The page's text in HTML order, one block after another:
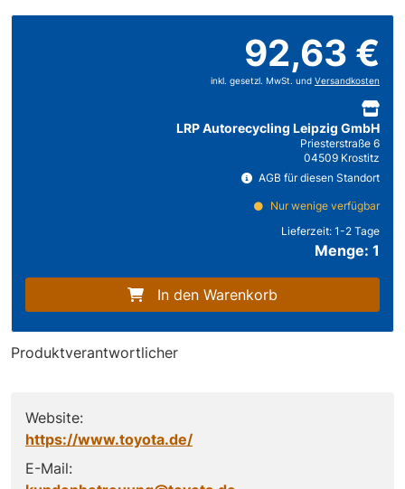
92,63 €
inkl. gesetzl. MwSt. und Versandkosten
LRP Autorecycling Leipzig GmbH
Priesterstraße 6
04509 Krostitz
AGB für diesen Standort
Nur wenige verfügbar
Lieferzeit: 1-2 Tage
Menge: 1
In den Warenkorb
Produktverantwortlicher
Website:
https://www.toyota.de/
E-Mail: